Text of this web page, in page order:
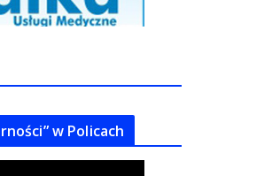
w Policach